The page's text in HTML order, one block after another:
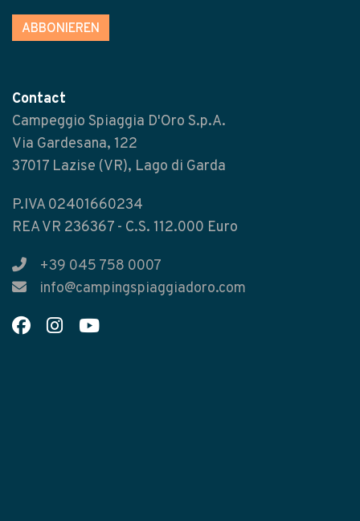
ABBONIEREN
Contact
Campeggio Spiaggia D'Oro S.p.A.
Via Gardesana, 122
37017 Lazise (VR), Lago di Garda
P.IVA 02401660234
REA VR 236367 - C.S. 112.000 Euro
+39 045 758 0007
info@campingspiaggiadoro.com